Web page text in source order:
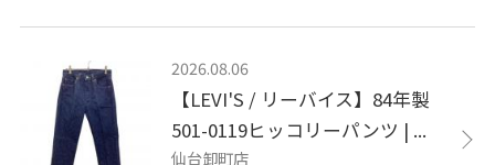
2026.08.06
【LEVI'S / リーバイス】84年製
501-0119ヒッコリーパンツ | ...
仙台卸町店